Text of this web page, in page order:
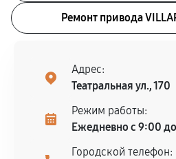
Ремонт привода
Адрес:
Театральная ул., 170
Режим работы:
Ежедневно с 9:00
Городской телефон: